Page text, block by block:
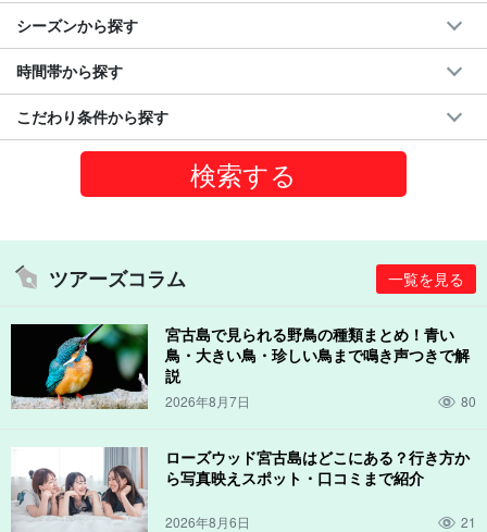
シーズンから探す
時間帯から探す
こだわり条件から探す
ツアーズコラム 一覧を見る
宮古島で見られる野鳥の種類まとめ！青い
鳥・大きい鳥・珍しい鳥まで鳴き声つきで解
説
2026年8月7日 80
ローズウッド宮古島はどこにある？行き方か
ら写真映えスポット・口コミまで紹介
2026年8月6日 21